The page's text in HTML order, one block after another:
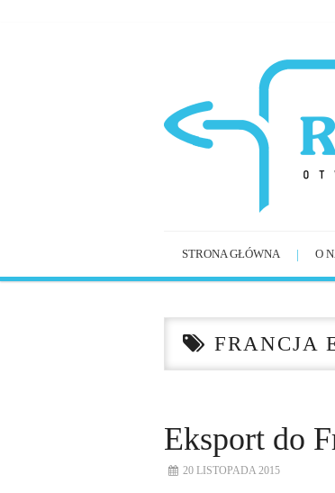
STRONA GŁÓWNA O
FRANCJA
Eksport do
20 LISTOPADA 2015